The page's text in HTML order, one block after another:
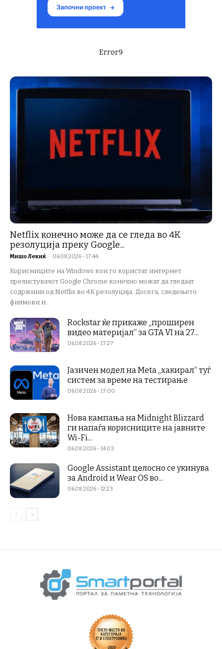
Error9
Netflix конечно може да се гледа во 4K
резолуција преку Google...
Мишо Лекиќ - 06.08.2026 - 17:44
Корисниците на Windows кои го користат интернет
прелистувачот Google Chrome конечно можат да гледаат
содржини од Netflix во 4K резолуција. Досега, следењето
филмови и...
Rockstar ќе прикаже „проширен
видео материјал“ за GTA VI на 27...
06.08.2026 - 17:27
Јазичен модел на Meta „хакирал“ туѓ
систем за време на тестирање
06.08.2026 - 17:00
Нова кампања на Midnight Blizzard
ги напаѓа корисниците на јавните
Wi-Fi...
06.08.2026 - 14:03
Google Assistant целосно се укинува
за Android и Wear OS во...
06.08.2026 - 12:23